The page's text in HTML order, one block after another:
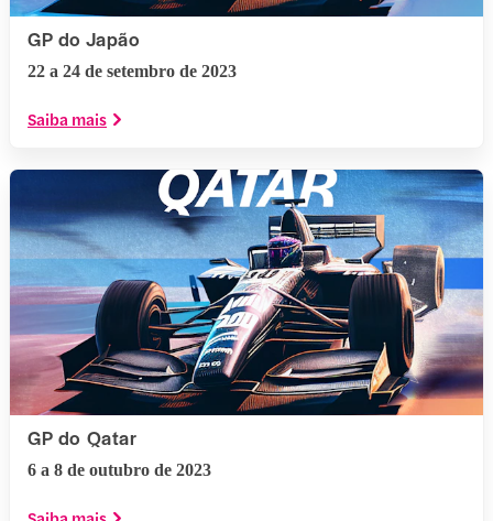
GP do Japão
22 a 24 de setembro de 2023
Saiba mais
GP do Qatar
6 a 8 de outubro de 2023